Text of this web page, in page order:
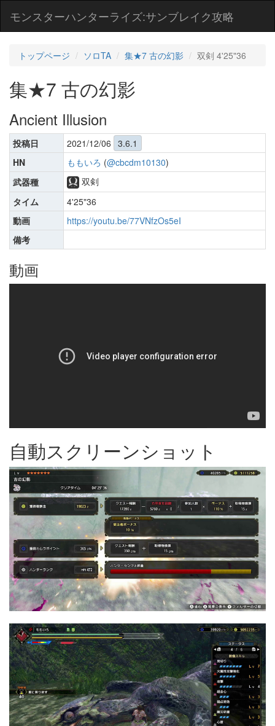
モンスターハンターライズ:サンブレイク攻略
トップページ ソロTA 集★7 古の幻影 双剣 4'25"36
集★7 古の幻影
Ancient Illusion
投稿日 2021/12/06 3.6.1
HN
ももいろ (@cbcdm10130)
武器種
双剣
タイム
4'25"36
動画
https://youtu.be/77VNfzOs5eI
備考
動画
自動スクリーンショット